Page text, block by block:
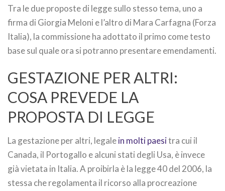
Tra le due proposte di legge sullo stesso tema, uno a
firma di Giorgia Meloni e l’altro di Mara Carfagna (Forza
Italia), la commissione ha adottato il primo come testo
base sul quale ora si potranno presentare emendamenti.
GESTAZIONE PER ALTRI:
COSA PREVEDE LA
PROPOSTA DI LEGGE
La gestazione per altri, legalein molti paesitra cui il
Canada, il Portogallo e alcuni stati degli Usa, è invece
già vietata in Italia. A proibirla è la legge 40 del 2006, la
stessa che regolamenta il ricorso alla procreazione